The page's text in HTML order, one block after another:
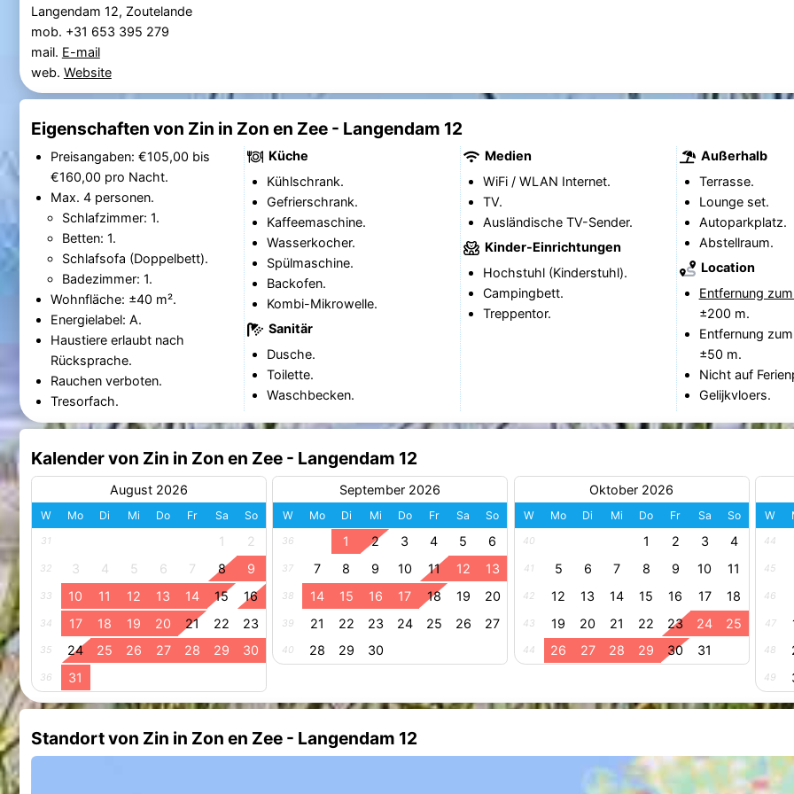
Langendam 12, Zoutelande
mob. +31 653 395 279
mail. E-mail
web. Website
Eigenschaften von Zin in Zon en Zee - Langendam 12
Preisangaben: €105,00 bis
€160,00 pro Nacht.
Max. 4 personen.
Schlafzimmer: 1.
Betten: 1.
Schlafsofa (Doppelbett).
Badezimmer: 1.
Wohnfläche: ±40 m².
Energielabel: A.
Haustiere erlaubt nach
Rücksprache.
Rauchen verboten.
Tresorfach.
Küche
Kühlschrank.
Gefrierschrank.
Kaffeemaschine.
Wasserkocher.
Spülmaschine.
Backofen.
Kombi-Mikrowelle.
Sanitär
Dusche.
Toilette.
Waschbecken.
Medien
WiFi / WLAN Internet.
TV.
Ausländische TV-Sender.
Kinder-Einrichtungen
Hochstuhl (Kinderstuhl).
Campingbett.
Treppentor.
Außerhalb
Terrasse.
Lounge set.
Autoparkplatz.
Abstellraum.
Location
Entfernung
±200 m.
Entfernung
±50 m.
Nicht auf
Gelijkvloers.
Kalender von Zin in Zon en Zee - Langendam 12
August 2026
W Mo Di Mi Do Fr Sa So
31 1 2
32 3 4 5 6 7 8 9
33 10 11 12 13 14 15 16
34 17 18 19 20 21 22 23
35 24 25 26 27 28 29 30
36 31
September 2026
W Mo Di Mi Do Fr Sa So
36 1 2 3 4 5 6
37 7 8 9 10 11 12 13
38 14 15 16 17 18 19 20
39 21 22 23 24 25 26 27
40 28 29 30
Oktober 2026
W Mo Di Mi Do Fr Sa So
40 1 2 3 4
41 5 6 7 8 9 10 11
42 12 13 14 15 16 17 18
43 19 20 21 22 23 24 25
44 26 27 28 29 30 31
W
44
45
46
47
48
49
Standort von Zin in Zon en Zee - Langendam 12